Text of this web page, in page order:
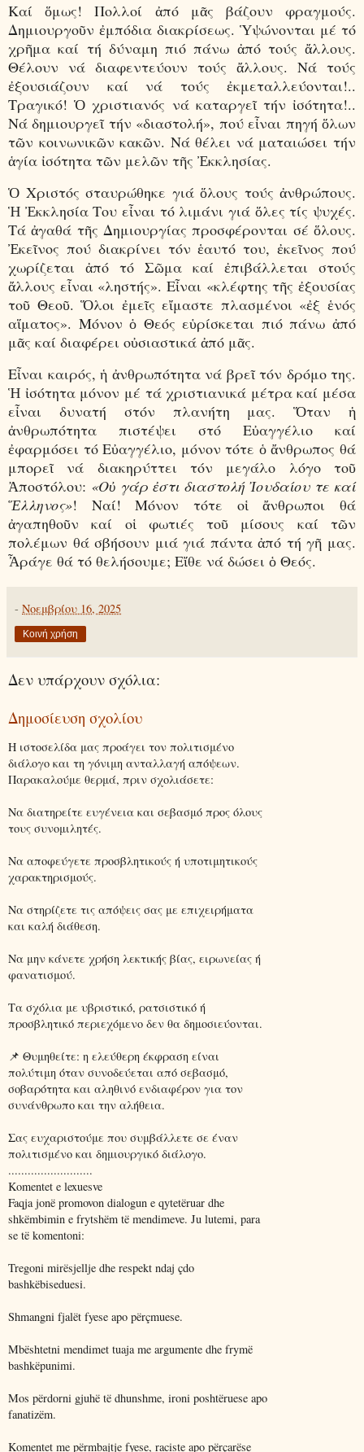
Καί ὅμως! Πολλοί ἀπό μᾶς βάζουν φραγμούς.
Δημιουργοῦν ἐμπόδια διακρίσεως. Ὑψώνονται μέ τό
χρῆμα καί τή δύναμη πιό πάνω ἀπό τούς ἄλλους.
Θέλουν νά διαφεντεύουν τούς ἄλλους. Νά τούς
ἐξουσιάζουν καί νά τούς ἐκμεταλλεύονται!..
Τραγικό! Ὁ χριστιανός νά καταργεῖ τήν ἰσότητα!..
Νά δημιουργεῖ τήν «διαστολή», πού εἶναι πηγή ὅλων
τῶν κοινωνικῶν κακῶν. Νά θέλει νά ματαιώσει τήν
ἁγία ἰσότητα τῶν μελῶν τῆς Ἐκκλησίας.
Ὁ Χριστός σταυρώθηκε γιά ὅλους τούς ἀνθρώπους.
Ἡ Ἐκκλησία Του εἶναι τό λιμάνι γιά ὅλες τίς ψυχές.
Τά ἀγαθά τῆς Δημιουργίας προσφέρονται σέ ὅλους.
Ἐκεῖνος πού διακρίνει τόν ἑαυτό του, ἐκεῖνος πού
χωρίζεται ἀπό τό Σῶμα καί ἐπιβάλλεται στούς
ἄλλους εἶναι «ληστής». Εἶναι «κλέφτης τῆς ἐξουσίας
τοῦ Θεοῦ. Ὅλοι ἐμεῖς εἴμαστε πλασμένοι «ἐξ ἑνός
αἵματος». Μόνον ὁ Θεός εὑρίσκεται πιό πάνω ἀπό
μᾶς καί διαφέρει οὐσιαστικά ἀπό μᾶς.
Εἶναι καιρός, ἡ ἀνθρωπότητα νά βρεῖ τόν δρόμο της.
Ἡ ἰσότητα μόνον μέ τά χριστιανικά μέτρα καί μέσα
εἶναι δυνατή στόν πλανήτη μας. Ὅταν ἡ
ἀνθρωπότητα πιστέψει στό Εὐαγγέλιο καί
ἐφαρμόσει τό Εὐαγγέλιο, μόνον τότε ὁ ἄνθρωπος θά
μπορεῖ νά διακηρύττει τόν μεγάλο λόγο τοῦ
Ἀποστόλου: «Οὐ γάρ ἐστι διαστολή Ἰουδαίου τε καί
Ἕλληνος»! Ναί! Μόνον τότε οἱ ἄνθρωποι θά
ἀγαπηθοῦν καί οἱ φωτιές τοῦ μίσους καί τῶν
πολέμων θά σβήσουν μιά γιά πάντα ἀπό τή γῆ μας.
Ἆράγε θά τό θελήσουμε; Εἴθε νά δώσει ὁ Θεός.
- Νοεμβρίου 16, 2025
Κοινή χρήση
Δεν υπάρχουν σχόλια:
Δημοσίευση σχολίου
Η ιστοσελίδα μας προάγει τον πολιτισμένο
διάλογο και τη γόνιμη ανταλλαγή απόψεων.
Παρακαλούμε θερμά, πριν σχολιάσετε:
Να διατηρείτε ευγένεια και σεβασμό προς όλους
τους συνομιλητές.
Να αποφεύγετε προσβλητικούς ή υποτιμητικούς
χαρακτηρισμούς.
Να στηρίζετε τις απόψεις σας με επιχειρήματα
και καλή διάθεση.
Να μην κάνετε χρήση λεκτικής βίας, ειρωνείας ή
φανατισμού.
Τα σχόλια με υβριστικό, ρατσιστικό ή
προσβλητικό περιεχόμενο δεν θα δημοσιεύονται.
📌 Θυμηθείτε: η ελεύθερη έκφραση είναι
πολύτιμη όταν συνοδεύεται από σεβασμό,
σοβαρότητα και αληθινό ενδιαφέρον για τον
συνάνθρωπο και την αλήθεια.
Σας ευχαριστούμε που συμβάλλετε σε έναν
πολιτισμένο και δημιουργικό διάλογο.
..........................
Komentet e lexuesve
Faqja jonë promovon dialogun e qytetëruar dhe
shkëmbimin e frytshëm të mendimeve. Ju lutemi, para
se të komentoni:
Tregoni mirësjellje dhe respekt ndaj çdo
bashkëbiseduesi.
Shmangni fjalët fyese apo përçmuese.
Mbështetni mendimet tuaja me argumente dhe frymë
bashkëpunimi.
Mos përdorni gjuhë të dhunshme, ironi poshtëruese apo
fanatizëm.
Komentet me përmbajtje fyese, raciste apo përçarëse